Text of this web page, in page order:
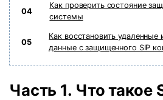
04
Как проверить состояние
системы
05
Как восстановить удаленные
данные с защищенного SIP
Часть 1. Что такое